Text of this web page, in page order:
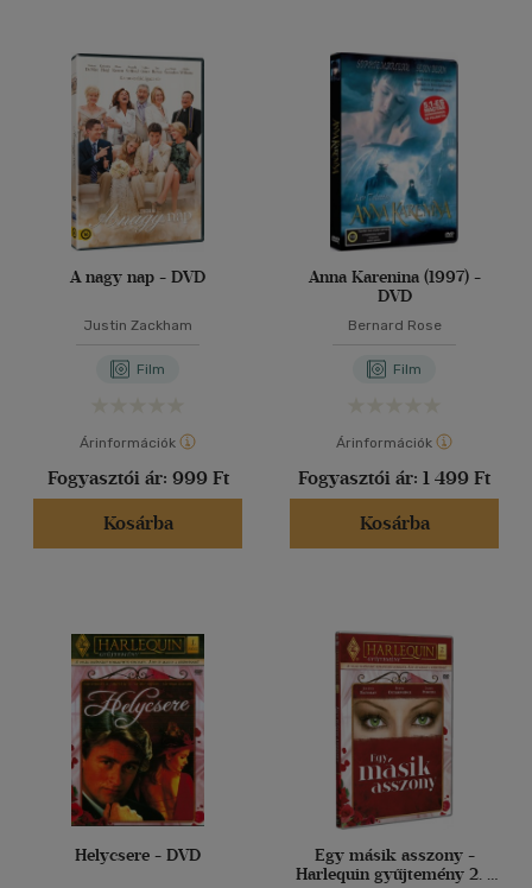
A nagy nap - DVD
Justin Zackham
Film
Árinformációk
Fogyasztói ár: 999 Ft
Kosárba
Anna Karenina (1997) -
DVD
Bernard Rose
Film
Árinformációk
Fogyasztói ár: 1 499 Ft
Kosárba
Helycsere - DVD
Egy másik asszony -
Harlequin gyűjtemény 2. -